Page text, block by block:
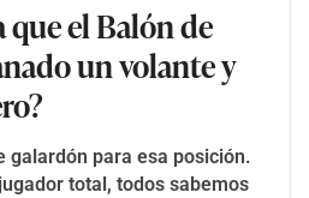
el Balón de
un volante y
galardón para esa posición.
total, todos sabemos